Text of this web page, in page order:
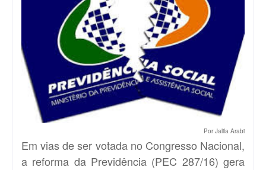
Por Jalila Arabi
Em vias de ser votada no Congresso Nacional,
a reforma da Previdência (PEC 287/16) gera